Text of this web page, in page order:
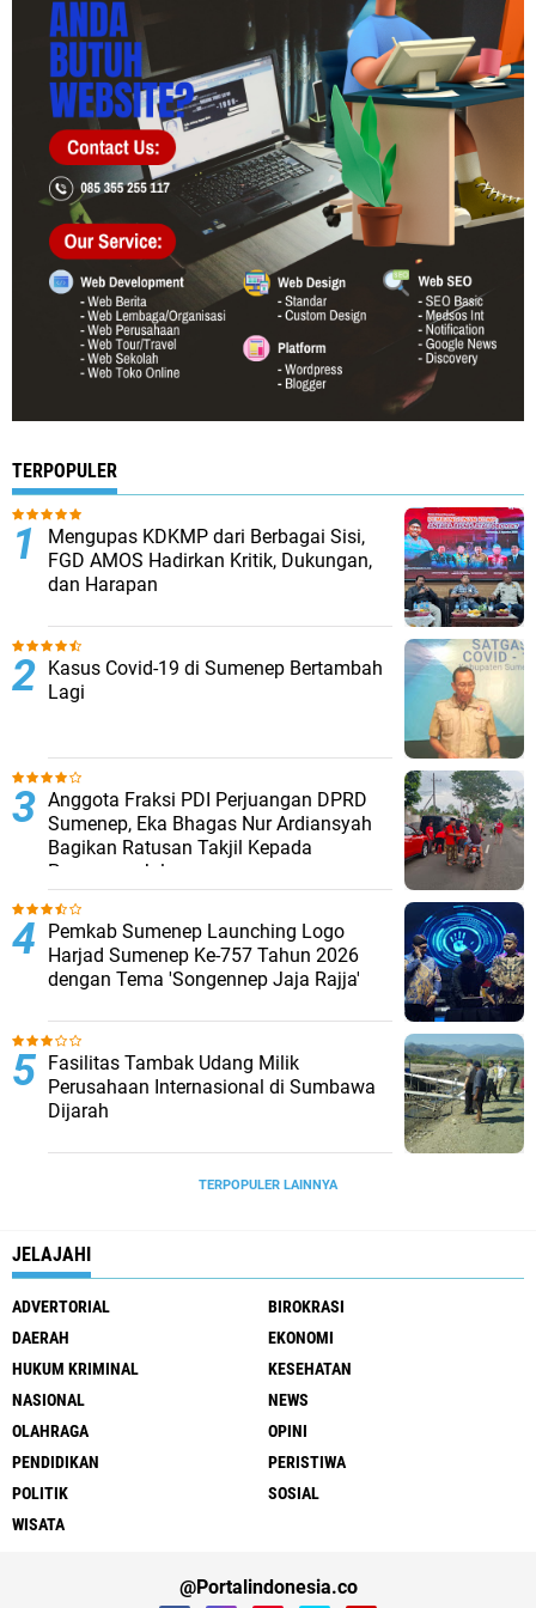
TERPOPULER
Mengupas KDKMP dari Berbagai Sisi,
FGD AMOS Hadirkan Kritik, Dukungan,
dan Harapan
Kasus Covid-19 di Sumenep Bertambah
Lagi
Anggota Fraksi PDI Perjuangan DPRD
Sumenep, Eka Bhagas Nur Ardiansyah
Bagikan Ratusan Takjil Kepada
Pengguna Jalan
Pemkab Sumenep Launching Logo
Harjad Sumenep Ke-757 Tahun 2026
dengan Tema 'Songennep Jaja Rajja'
Fasilitas Tambak Udang Milik
Perusahaan Internasional di Sumbawa
Dijarah
TERPOPULER LAINNYA
JELAJAHI
ADVERTORIAL
BIROKRASI
DAERAH
EKONOMI
HUKUM KRIMINAL
KESEHATAN
NASIONAL
NEWS
OLAHRAGA
OPINI
PENDIDIKAN
PERISTIWA
POLITIK
SOSIAL
WISATA
@Portalindonesia.co